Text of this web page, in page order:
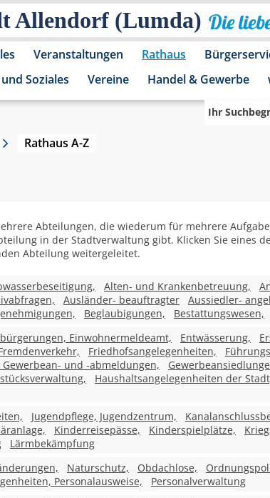
Allendorf (Lumda) Die
Veranstaltungen Rathaus
Soziales
Vereine Handel & Gewerbe
Ihr
Rathaus A-Z
Abteilungen, die wiederum für mehrere
in der Stadtverwaltung gibt. Klicken Sie eines
Abteilung weitergeleitet.
Alten- und Krankenbetreuung,
Ausländer- beauftragter Aussiedler-
Beglaubigungen, Bestattungswesen,
Einwohnermeldeamt, Entwässerung,
Friedhofsangelegenheiten,
und -abmeldungen,
Haushaltsangelegenheiten der
Jugendpflege, Jugendzentrum,
Kinderreisepässe, Kinderspielplätze,
Lärmbekämpfung
Naturschutz, Obdachlose,
Personalausweise,
Personalverwaltung